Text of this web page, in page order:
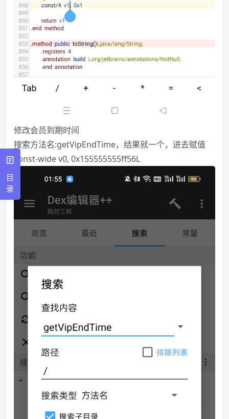
修改会员到期时间
搜索方法名:getVipEndTime，结果就一个，进去赋值
const-wide v0, 0x155555555ff56L
目
录